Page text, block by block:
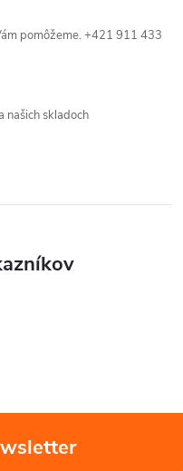
pomôžeme. +421 911 433
našich skladoch